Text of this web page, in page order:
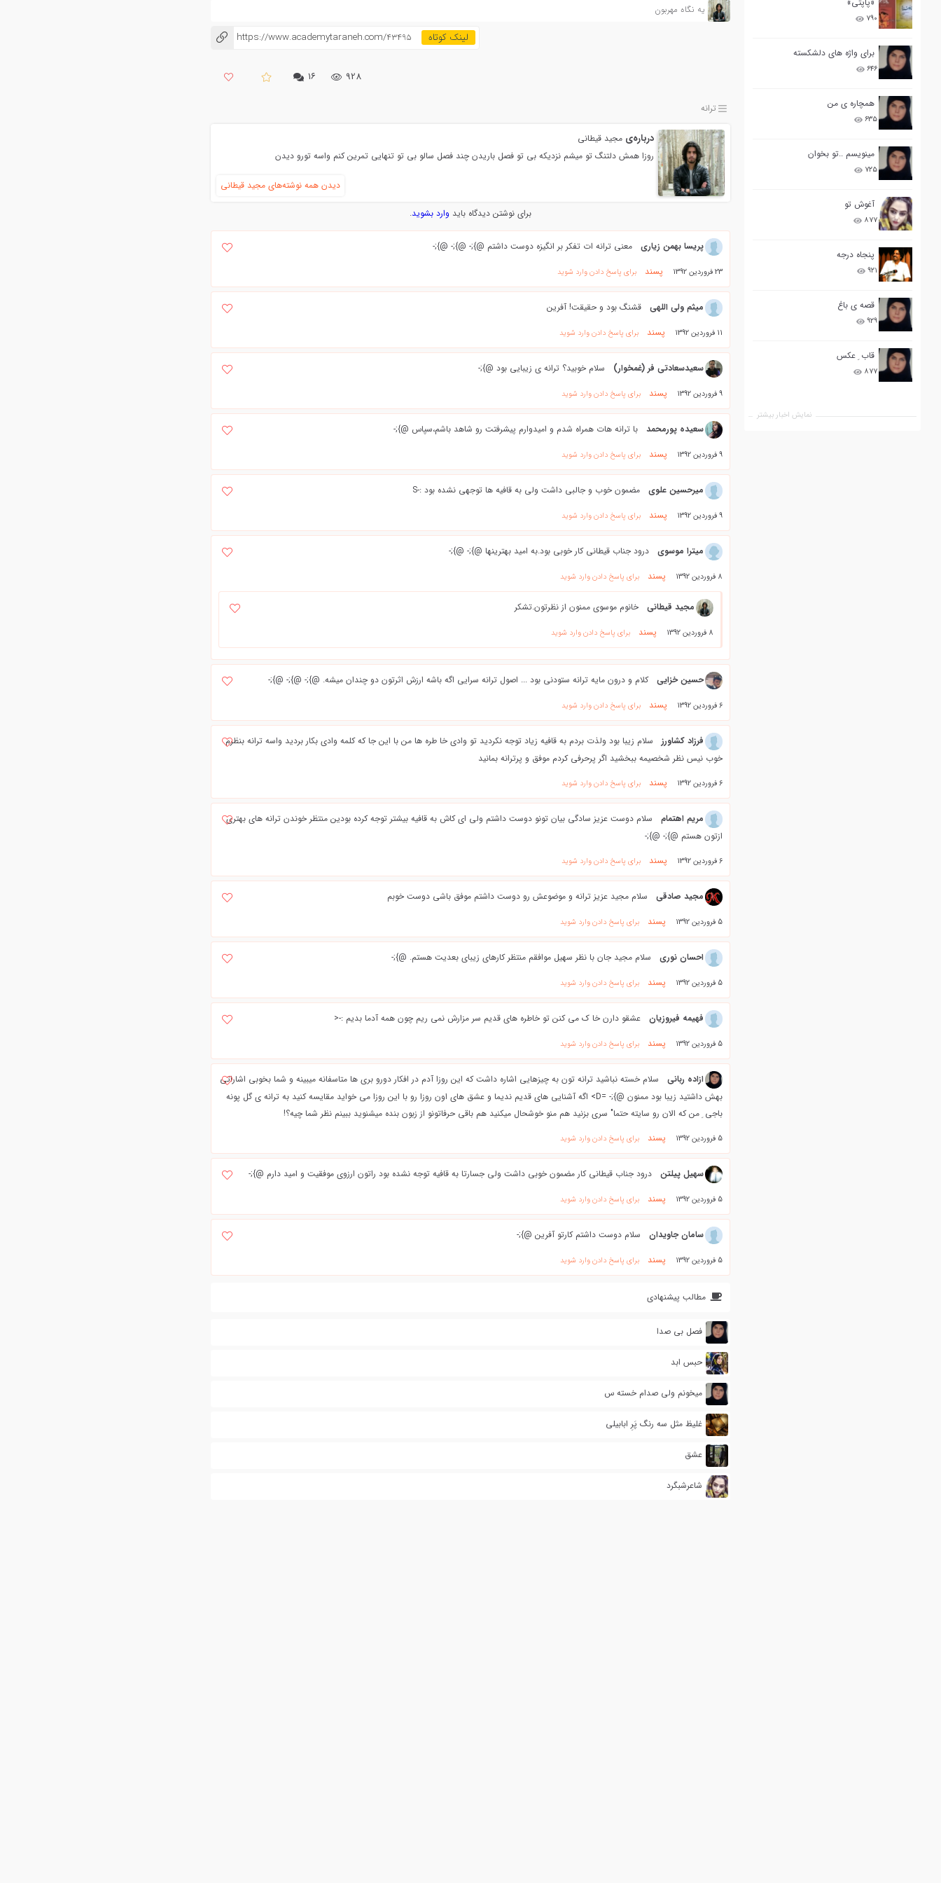
۷۹۰
برای واژه های دلشکسته
۶۴۶
همچاره ی من
۶۳۵
مینویسم ..تو بخوان
۷۲۵
آغوش تو
۸۷۷
پنجاه درجه
۹۲۱
قصه ی باغ
۹۲۹
قاب ِ عکس
۸۷۷
نمایش اخبار بیشتر
یه نگاه مهربون
https://www.academytaraneh.com/43495
928 ۱۶
ترانه
درباره‌یمجید قیطانی
روزا همش دلتنگ تو میشم نزدیکه بی تو فصل باریدن چند فصل سالو بی تو تنهایی تمرین کنم واسه تورو دیدن
دیدن همه نوشته‌های مجید قیطانی
برای نوشتن دیدگاه باید وارد بشوید.
پریسا بهمن زیاری معنی ترانه ات تفکر بر انگیزه دوست داشتم @};- @};- @};-
23 فروردین 1392 پسند برای پاسخ دادن وارد شوید
میثم ولی اللهی قشنگ بود و حقیقت! آفرین
11 فروردین 1392 پسند برای پاسخ دادن وارد شوید
سعیدسعادتی فر (غمخوار) سلام خوبید؟ ترانه ی زیبایی بود @};-
9 فروردین 1392 پسند برای پاسخ دادن وارد شوید
سعیده پورمحمد با ترانه هات همراه شدم و اميدوارم پيشرفتت رو شاهد باشم،سپاس @};-
9 فروردین 1392 پسند برای پاسخ دادن وارد شوید
میرحسین علوی مضمون خوب و جالبی داشت ولی به قافیه ها توجهی نشده بود :-S
9 فروردین 1392 پسند برای پاسخ دادن وارد شوید
میترا موسوی درود جناب قیطانی کار خوبی بود.به امید بهترینها @};- @};-
8 فروردین 1392 پسند برای پاسخ دادن وارد شوید
مجید قیطانی خانوم موسوی ممنون از نظرتون.تشکر
8 فروردین 1392 پسند برای پاسخ دادن وارد شوید
حسین خزایی کلام و درون مایه ترانه ستودنی بود ... اصول ترانه سرایی اگه باشه ارزش اثرتون دو چندان میشه. @};- @};- @};-
6 فروردین 1392 پسند برای پاسخ دادن وارد شوید
فرزاد كشاورز
سلام زيبا بود ولذت بردم به قافيه زياد توجه نكرديد تو وادی خا طره ها من با اين جا كه كلمه وادي بكار برديد واسه ترانه بنظرم
خوب نيس نظر شخصيمه ببخشيد اگر پرحرفي كردم موفق و پرترانه بمانيد
6 فروردین 1392 پسند برای پاسخ دادن وارد شوید
مریم اهتمام
سلام دوست عزیز سادگی بیان تونو دوست داشتم ولی ای کاش به قافیه بیشتر توجه کرده بودین منتظر خوندن ترانه های بهتری
ازتون هستم @};- @};-
6 فروردین 1392 پسند برای پاسخ دادن وارد شوید
مجید صادقی سلام مجید عزیز ترانه و موضوعش رو دوست داشتم موفق باشی دوست خوبم
5 فروردین 1392 پسند برای پاسخ دادن وارد شوید
احسان نوری سلام مجید جان با نظر سهیل موافقم منتظر کارهای زیبای بعدیت هستم. @};-
5 فروردین 1392 پسند برای پاسخ دادن وارد شوید
فهيمه فيروزيان عشقو دارن خا ک می کنن تو خاطره های قدیم سر مزارش نمی ریم چون همه آدما بدیم :-<
5 فروردین 1392 پسند برای پاسخ دادن وارد شوید
ازاده ربانی
سلام خسته نباشید ترانه تون به چیزهایی اشاره داشت که این روزا آدم در افکار دورو بری ها متاسفانه میبینه و شما بخوبی اشاراتی
بهش داشتید زیبا بود ممنون @};- =D> اگه آشنایی های قدیم ندیما و عشق های اون روزا رو با این روزا می خواید مقایسه کنید به ترانه ی گل پونه
باجی ِ من که الان رو سایته حتما" سری بزنید هم منو خوشحال میکنید هم باقی حرفاتونو از زبون بنده میشنوید ببینم نظر شما چیه؟!
5 فروردین 1392 پسند برای پاسخ دادن وارد شوید
سهیل پیلتن درود جناب قیطانی کار مضمون خوبی داشت ولی جسارتا به قافیه توجه نشده بود راتون ارزوی موفقیت و امید دارم @};-
5 فروردین 1392 پسند برای پاسخ دادن وارد شوید
سامان جاويدان سلام دوست داشتم کارتو آفرین @};-
5 فروردین 1392 پسند برای پاسخ دادن وارد شوید
مطالب پیشنهادی
فصل بی صدا
حبس ابد
میخونم ولی صدام خسته س
غلیظ مثل سه رنگ پَرِ ابابیلی
عشق
شاعرشبگرد